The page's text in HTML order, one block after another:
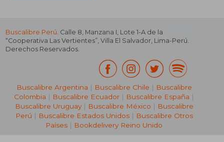
Buscalibre Perú. Calle 8, Manzana I, Lote 1-A de la
“Cooperativa Las Vertientes”, Villa El Salvador, Lima-Perú.
Derechos Reservados.
Buscalibre Argentina | Buscalibre Chile | Buscalibre
Colombia | Buscalibre Ecuador | Buscalibre España |
Buscalibre Uruguay| Buscalibre México | Buscalibre
Perú | Buscalibre Estados Unidos| Buscalibre Otros
Países | Bookdelivery Reino Unido